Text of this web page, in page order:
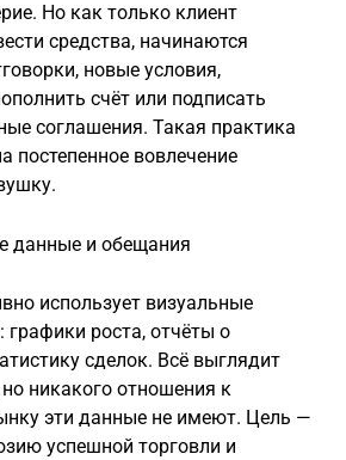
Но как только клиент
средства, начинаются
новые условия,
счёт или подписать
соглашения. Такая практика
постепенное вовлечение
данные и обещания
использует визуальные
графики роста, отчёты о
сделок. Всё выглядит
никакого отношения к
эти данные не имеют. Цель —
успешной торговли и